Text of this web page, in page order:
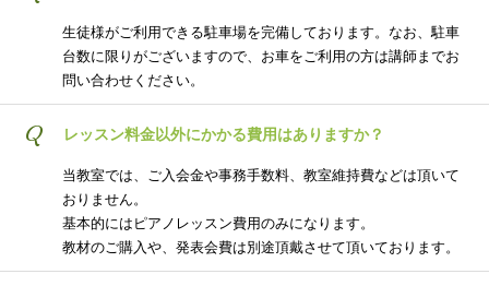
生徒様がご利用できる駐車場を完備しております。なお、駐車
台数に限りがございますので、お車をご利用の方は講師までお
問い合わせください。
Q レッスン料金以外にかかる費用はありますか？
当教室では、ご入会金や事務手数料、教室維持費などは頂いて
おりません。
基本的にはピアノレッスン費用のみになります。
教材のご購入や、発表会費は別途頂戴させて頂いております。